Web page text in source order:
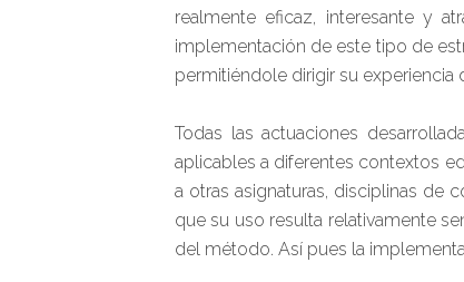
realmente eficaz, interesante y
implementación de este tipo de
permitiéndole dirigir su experiencia
Todas las actuaciones
aplicables a diferentes contextos
a otras asignaturas, disciplinas de
que su uso resulta relativamente
del método. Así pues la